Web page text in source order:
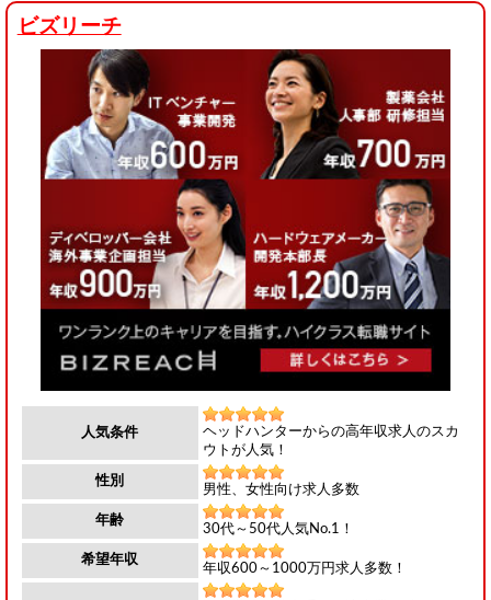
ビズリーチ
人気条件
ヘッドハンターからの高年収求人のスカ
ウトが人気！
性別
男性、女性向け求人多数
年齢
30代～50代人気No.1！
希望年収
年収600～1000万円求人多数！